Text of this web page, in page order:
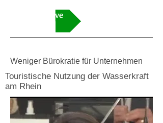
Initiative
Weniger Bürokratie für Unternehmen
Touristische Nutzung der Wasserkraft
am Rhein